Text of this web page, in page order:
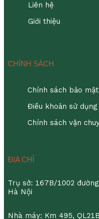
Liên hệ
Giới thiệu
CHÍNH SÁCH
Chính sách bảo mật
Điều khoản sử dụng
Chính sách vận
ĐỊA CHỈ
Trụ sở: 167B/1002
Hà Nội
Nhà máy: Km 495,